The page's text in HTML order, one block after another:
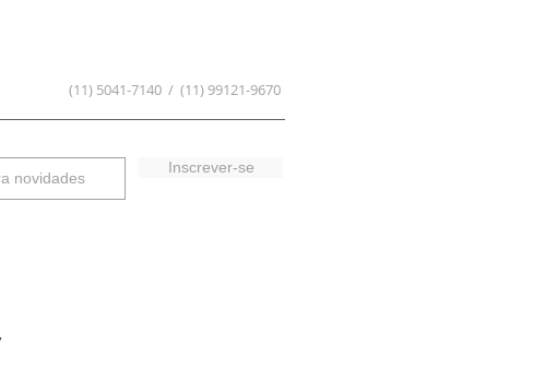
(11) 5041-7140 / (11) 99121-9670
Inscrever-se